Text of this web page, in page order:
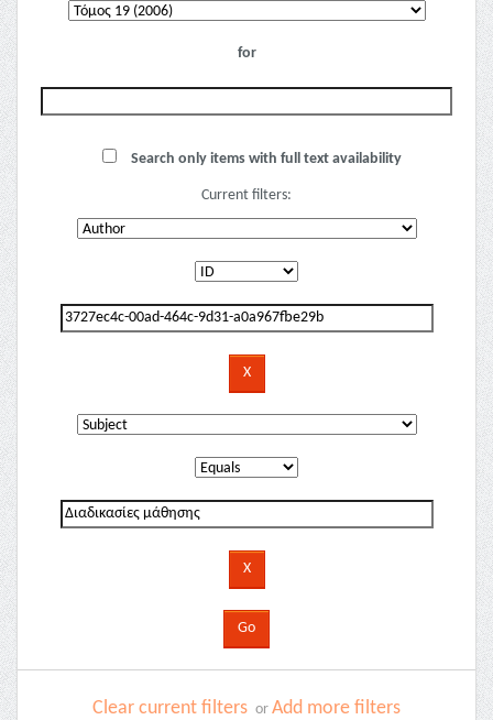
for
Search only items with full text availability
Current filters:
Clear current filters or Add more filters